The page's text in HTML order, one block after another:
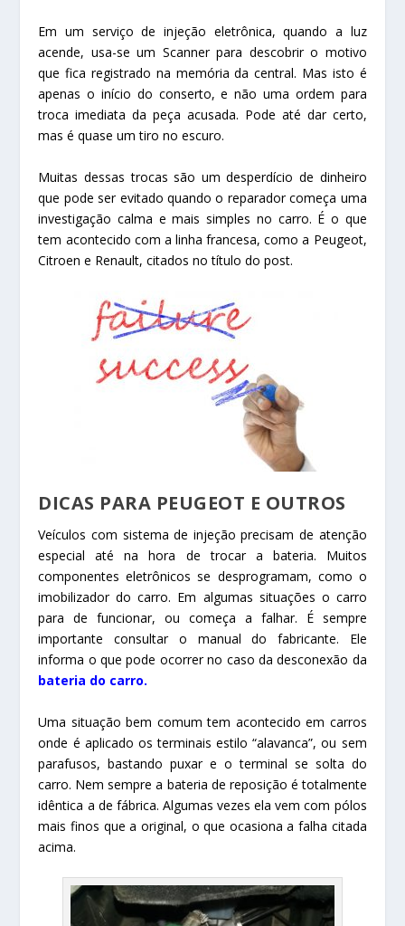
Em um serviço de injeção eletrônica, quando a luz
acende, usa-se um Scanner para descobrir o motivo
que fica registrado na memória da central. Mas isto é
apenas o início do conserto, e não uma ordem para
troca imediata da peça acusada. Pode até dar certo,
mas é quase um tiro no escuro.
Muitas dessas trocas são um desperdício de dinheiro
que pode ser evitado quando o reparador começa uma
investigação calma e mais simples no carro. É o que
tem acontecido com a linha francesa, como a Peugeot,
Citroen e Renault, citados no título do post.
DICAS PARA PEUGEOT E OUTROS
Veículos com sistema de injeção precisam de atenção
especial até na hora de trocar a bateria. Muitos
componentes eletrônicos se desprogramam, como o
imobilizador do carro. Em algumas situações o carro
para de funcionar, ou começa a falhar. É sempre
importante consultar o manual do fabricante. Ele
informa o que pode ocorrer no caso da desconexão da
bateria do carro.
Uma situação bem comum tem acontecido em carros
onde é aplicado os terminais estilo “alavanca”, ou sem
parafusos, bastando puxar e o terminal se solta do
carro. Nem sempre a bateria de reposição é totalmente
idêntica a de fábrica. Algumas vezes ela vem com pólos
mais finos que a original, o que ocasiona a falha citada
acima.